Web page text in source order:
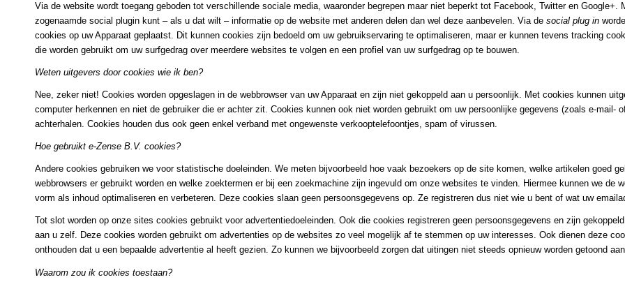
Via de website wordt toegang geboden tot verschillende sociale media, waaronder begrepen maar niet beperkt tot Facebook, Twitter en Google+.
zogenaamde social plugin kunt – als u dat wilt – informatie op de website met anderen delen dan wel deze aanbevelen. Via de social plug in
cookies op uw Apparaat geplaatst. Dit kunnen cookies zijn bedoeld om uw gebruikservaring te optimaliseren, maar er kunnen tevens tracking
die worden gebruikt om uw surfgedrag over meerdere websites te volgen en een profiel van uw surfgedrag op te bouwen.
Weten uitgevers door cookies wie ik ben?
Nee, zeker niet! Cookies worden opgeslagen in de webbrowser van uw Apparaat en zijn niet gekoppeld aan u persoonlijk. Met cookies kunnen
computer herkennen en niet de gebruiker die er achter zit. Cookies kunnen ook niet worden gebruikt om uw persoonlijke gegevens (zoals e-mail-
achterhalen. Cookies houden dus ook geen enkel verband met ongewenste verkooptelefoontjes, spam of virussen.
Hoe gebruikt e-Zense B.V. cookies?
Andere cookies gebruiken we voor statistische doeleinden. We meten bijvoorbeeld hoe vaak bezoekers op de site komen, welke artikelen goed
webbrowsers er gebruikt worden en welke zoektermen er bij een zoekmachine zijn ingevuld om onze websites te vinden. Hiermee kunnen we de
vorm als inhoud optimaliseren en verbeteren. Deze cookies slaan geen persoonsgegevens op. Ze registreren dus niet wie u bent of wat uw
Tot slot worden op onze sites cookies gebruikt voor advertentiedoeleinden. Ook die cookies registreren geen persoonsgegevens en zijn
aan u zelf. Deze cookies worden gebruikt om advertenties op de websites zo veel mogelijk af te stemmen op uw interesses. Ook dienen deze
onthouden dat u een bepaalde advertentie al heeft gezien. Zo kunnen we bijvoorbeeld zorgen dat uitingen niet steeds opnieuw worden getoond
Waarom zou ik cookies toestaan?